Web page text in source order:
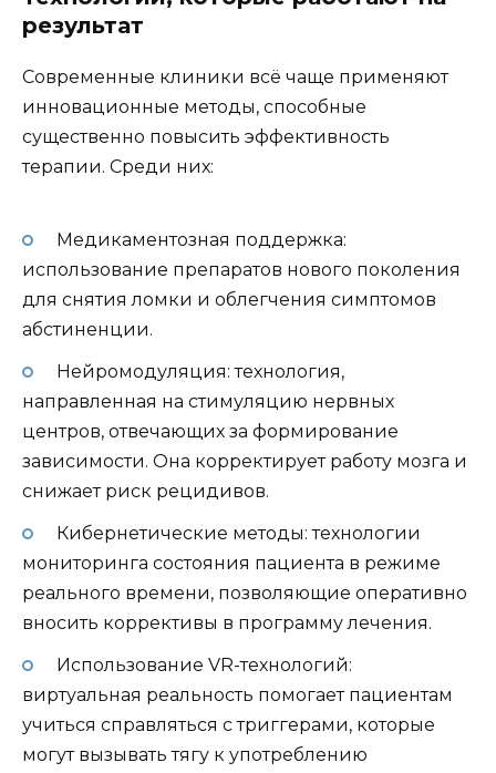
результат
Современные клиники всё чаще применяют
инновационные методы, способные
существенно повысить эффективность
терапии. Среди них:
Медикаментозная поддержка:
использование препаратов нового поколения
для снятия ломки и облегчения симптомов
абстиненции.
Нейромодуляция: технология,
направленная на стимуляцию нервных
центров, отвечающих за формирование
зависимости. Она корректирует работу мозга и
снижает риск рецидивов.
Кибернетические методы: технологии
мониторинга состояния пациента в режиме
реального времени, позволяющие оперативно
вносить коррективы в программу лечения.
Использование VR-технологий:
виртуальная реальность помогает пациентам
учиться справляться с триггерами, которые
могут вызывать тягу к употреблению